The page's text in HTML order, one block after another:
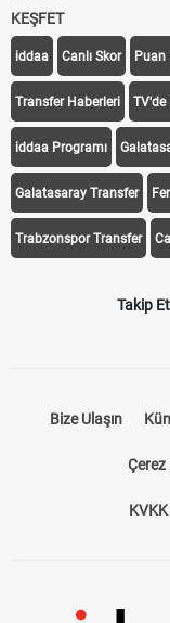
KEŞFET
iddaa Canlı Skor Puan
Transfer Haberleri TV'de
iddaa Programı
Galatasaray Transfer
Trabzonspor Transfer
Takip Et
Bize Ulaşın
Çerez